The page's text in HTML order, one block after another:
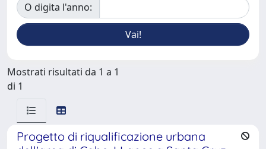
O digita l'anno:
Mostrati risultati da 1 a 1
di 1
Progetto di riqualificazione urbana